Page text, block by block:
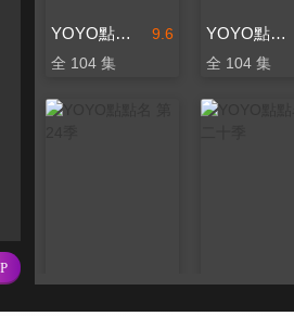
9.6
YOYO點點名 第十五季
全 104 集
YOYO點點名 第十六季
全 104 集